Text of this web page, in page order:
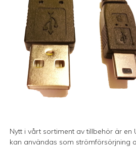
Nytt i vårt sortiment av tillbehör är en
kan användas som strömförsörjning